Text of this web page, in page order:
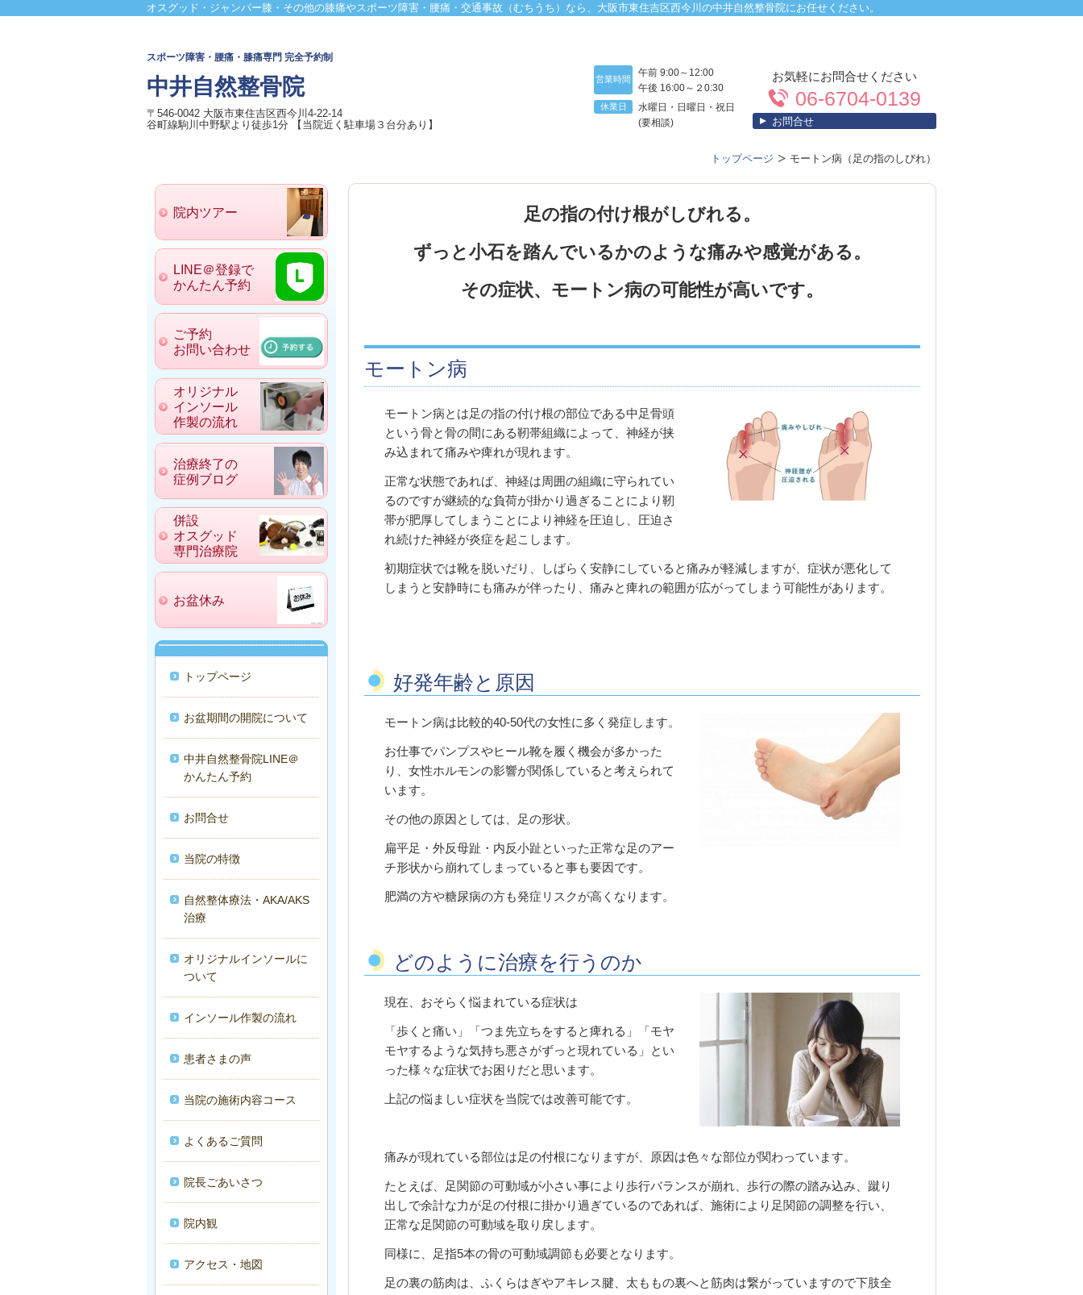
オスグッド・ジャンパー膝・その他の膝痛やスポーツ障害・腰痛・交通事故（むちうち）なら、大阪市東住吉区西今川の中井自然整骨院にお任せください。
スポーツ障害・ 腰痛・膝痛専門 完全予約制
中井自然整骨院
〒546-0042 大阪市東住吉区西今川4-22-14
谷町線駒川中野駅より徒歩1分 【当院近く駐車場３台分あり】
営業時間
午前 9:00～12:00
午後 16:00～２0:30
休業日
水曜日・日曜日・祝日
(要相談)
お気軽にお問合せください
06-6704-0139
お問合せ
トップページ モートン病（足の指のしびれ）
足の指の付け根がしびれる。
ずっと小石を踏んでいるかのような痛みや感覚がある。
その症状、モートン病の可能性が高いです。
モートン病
モートン病とは足の指の付け根の部位である中足骨頭
という骨と骨の間にある靭帯組織によって、神経が挟
み込まれて痛みや痺れが現れます。
正常な状態であれば、神経は周囲の組織に守られてい
るのですが継続的な負荷が掛かり過ぎることにより靭
帯が肥厚してしまうことにより神経を圧迫し、圧迫さ
れ続けた神経が炎症を起こします。
初期症状では靴を脱いだり、しばらく安静にしていると痛みが軽減しますが、症状が悪化して
しまうと安静時にも痛みが伴ったり、痛みと痺れの範囲が広がってしまう可能性があります。
好発年齢と原因
モートン病は比較的40-50代の女性に多く発症します。
お仕事でパンプスやヒール靴を履く機会が多かった
り、女性ホルモンの影響が関係していると考えられて
います。
その他の原因としては、足の形状。
扁平足・外反母趾・内反小趾といった正常な足のアー
チ形状から崩れてしまっていると事も要因です。
肥満の方や糖尿病の方も発症リスクが高くなります。
どのように治療を行うのか
現在、おそらく悩まれている症状は
「歩くと痛い」「つま先立ちをすると痺れる」「モヤ
モヤするような気持ち悪さがずっと現れている」とい
った様々な症状でお困りだと思います。
上記の悩ましい症状を当院では改善可能です。
痛みが現れている部位は足の付根になりますが、原因は色々な部位が関わっています。
たとえば、足関節の可動域が小さい事により歩行バランスが崩れ、歩行の際の踏み込み、蹴り
出しで余計な力が足の付根に掛かり過ぎているのであれば、施術により足関節の調整を行い、
正常な足関節の可動域を取り戻します。
同様に、足指5本の骨の可動域調節も必要となります。
足の裏の筋肉は、ふくらはぎやアキレス腱、太ももの裏へと筋肉は繋がっていますので下肢全
院内ツアー
LINE＠登録で
かんたん予約
ご予約
お問い合わせ
オリジナル
インソール
作製の流れ
治療終了の
症例ブログ
併設
オスグッド
専門治療院
お盆休み
トップページ
お盆期間の開院について
中井自然整骨院LINE＠
かんたん予約
お問合せ
当院の特徴
自然整体療法・AKA/AKS
治療
オリジナルインソールに
ついて
インソール作製の流れ
患者さまの声
当院の施術内容コース
よくあるご質問
院長ごあいさつ
院内観
アクセス・地図